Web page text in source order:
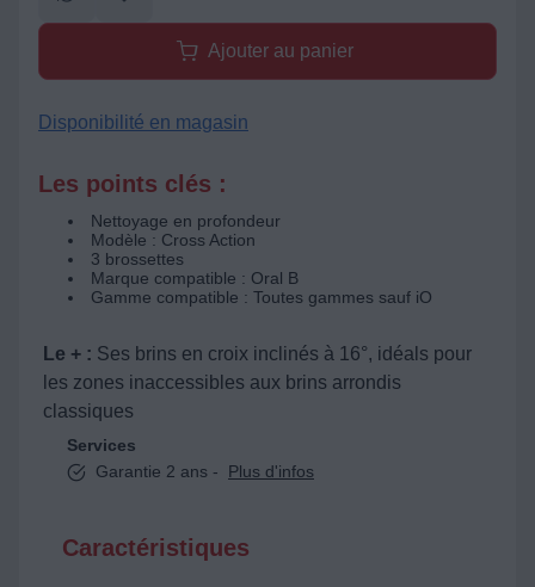
Ajouter au panier
Disponibilité en magasin
Les points clés :
Nettoyage en profondeur
Modèle : Cross Action
3 brossettes
Marque compatible : Oral B
Gamme compatible : Toutes gammes sauf iO
Le + : Ses brins en croix inclinés à 16°, idéals pour
les zones inaccessibles aux brins arrondis
classiques
Services
Garantie 2 ans -
Plus d'infos
Caractéristiques